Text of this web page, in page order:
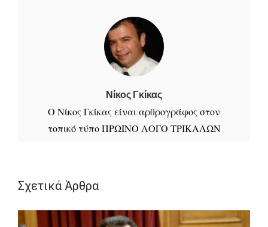
Νίκος Γκίκας
Ο Νίκος Γκίκας είναι αρθρογράφος στον
τοπικό τύπο ΠΡΩΙΝΟ ΛΟΓΟ ΤΡΙΚΑΛΩΝ
Σχετικά Άρθρα